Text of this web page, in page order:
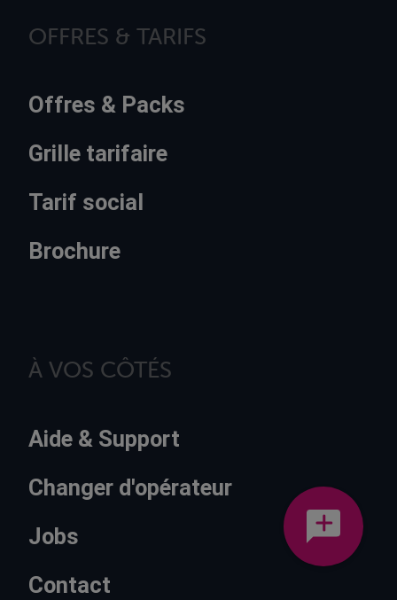
OFFRES & TARIFS
Offres & Packs
Grille tarifaire
Tarif social
Brochure
À VOS CÔTÉS
Aide & Support
Changer d'opérateur
Jobs
Contact